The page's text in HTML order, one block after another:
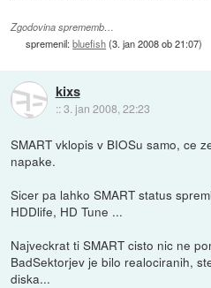
Zgodovina sprememb…
spremenil:bluefish(3. jan 2008 ob 21:07)
kixs
::3. jan 2008, 22:23
SMART vklopis v BIOSu samo, ce
napake.
Sicer pa lahko SMART status
HDDlife, HD Tune ...
Najveckrat ti SMART cisto nic ne
BadSektorjev je bilo realociranih,
diska...